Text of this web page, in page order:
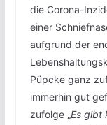
die Corona-
einer
aufgrund der
Püpcke ganz
immerhin gut
zufolge „Es gibt